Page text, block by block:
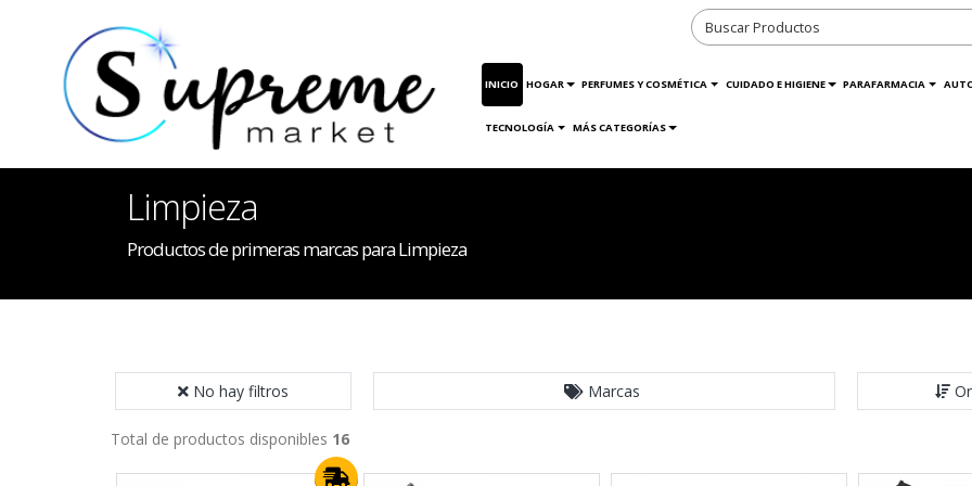
INICIO HOGAR PERFUMES Y COSMÉTICA CUIDADO E HIGIENE PARAFARMACIA
TECNOLOGÍA MÁS CATEGORÍAS
Limpieza
Productos de primeras marcas para Limpieza
No hay filtros Marcas
Total de productos disponibles 16